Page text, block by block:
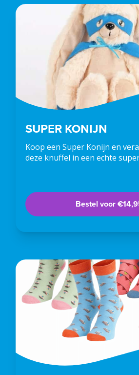
SUPER KONIJN
Koop een Super Konijn en
deze knuffel in een echte
Bestel voor